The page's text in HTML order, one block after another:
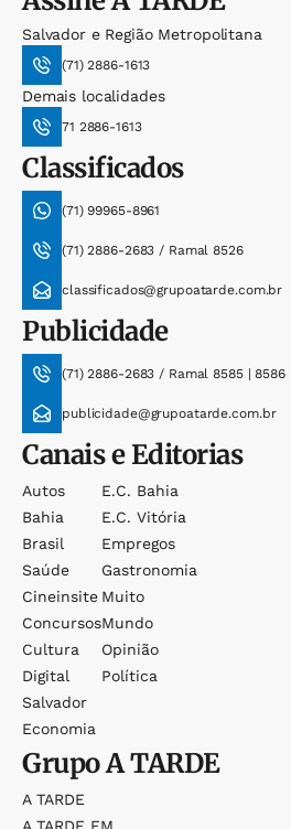
Salvador e Região Metropolitana
(71) 2886-1613
Demais localidades
71 2886-1613
Classificados
(71) 99965-8961
(71) 2886-2683 / Ramal 8526
classificados@grupoatarde.com.br
Publicidade
(71) 2886-2683 / Ramal 8585 | 8586
publicidade@grupoatarde.com.br
Canais e Editorias
Autos
Bahia
Brasil
Saúde
Cineinsite
Concursos
Cultura
Digital
Salvador
Economia
E.c. Bahia
E.c. Vitória
Empregos
Gastronomia
Muito
Mundo
Opinião
Política
GrupoA TARDE
A TARDE